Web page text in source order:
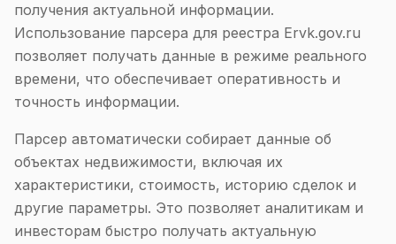
получения актуальной информации.
Использование парсера для реестра Ervk.gov.ru
позволяет получать данные в режиме реального
времени, что обеспечивает оперативность и
точность информации.
Парсер автоматически собирает данные об
объектах недвижимости, включая их
характеристики, стоимость, историю сделок и
другие параметры. Это позволяет аналитикам и
инвесторам быстро получать актуальную